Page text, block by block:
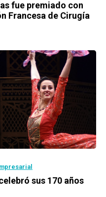
fue premiado con
Francesa de Cirugía
sus 170 años